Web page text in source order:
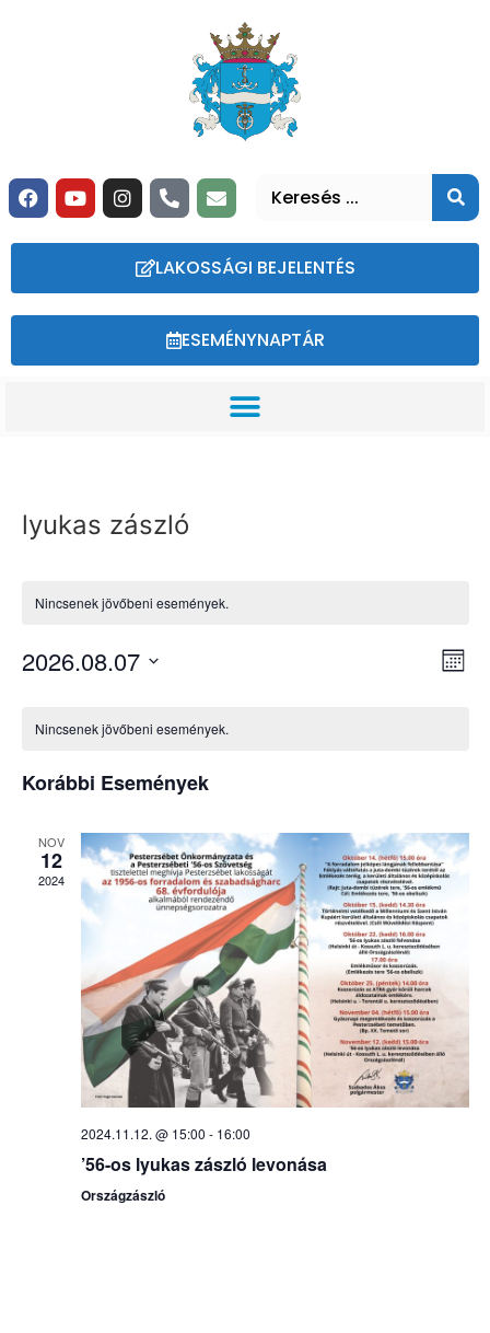
LAKOSSÁGI BEJELENTÉS
ESEMÉNYNAPTÁR
lyukas zászló
Nincsenek jövőbeni események.
2026.08.07
Események
Nincsenek jövőbeni események.
Korábbi Események
NOV
12
2024
2024.11.12. @ 15:00 - 16:00
’56-os lyukas zászló levonása
Országzászló